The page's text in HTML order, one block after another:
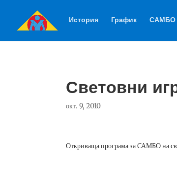
История График САМБО
Световни
окт. 9, 2010
Откриваща програма за САМБО на